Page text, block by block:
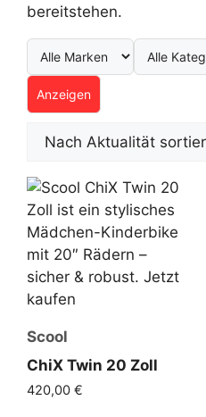
bereitstehen.
Anzeigen
Scool
ChiX Twin 20 Zoll
420,00 €